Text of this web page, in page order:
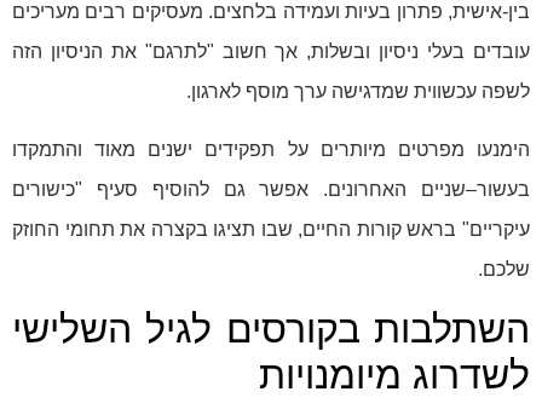
בין-אישית, פתרון בעיות ועמידה בלחצים. מעסיקים רבים מעריכים
עובדים בעלי ניסיון ובשלות, אך חשוב "לתרגם" את הניסיון הזה
לשפה עכשווית שמדגישה ערך מוסף לארגון.
הימנעו מפרטים מיותרים על תפקידים ישנים מאוד והתמקדו
בעשור–שניים האחרונים. אפשר גם להוסיף סעיף "כישורים
עיקריים" בראש קורות החיים, שבו תציגו בקצרה את תחומי החוזק
שלכם.
השתלבות בקורסים לגיל השלישי
לשדרוג מיומנויות